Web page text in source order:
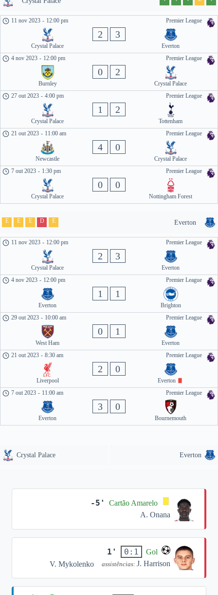
Premier League
11 nov 2023 - 12:00 pm
Crystal Palace
2 3
Everton
Premier League
4 nov 2023 - 12:00 pm
Burnley
0 2
Crystal Palace
Premier League
27 out 2023 - 4:00 pm
Crystal Palace
1 2
Tottenham
Premier League
21 out 2023 - 11:00 am
Newcastle
4 0
Crystal Palace
Premier League
7 out 2023 - 1:30 pm
Crystal Palace
0 0
Nottingham Forest
Everton
E E E D E
Premier League
11 nov 2023 - 12:00 pm
Crystal Palace
2 3
Everton
Premier League
4 nov 2023 - 12:00 pm
Everton
1 1
Brighton
Premier League
29 out 2023 - 10:00 am
West Ham
0 1
Everton
Premier League
21 out 2023 - 8:30 am
Liverpool
2 0
Everton
Premier League
7 out 2023 - 11:00 am
Everton
3 0
Bournemouth
Crystal Palace Everton
-5'
Cartão Amarelo
A. Onana
1' 0:1
Gol
V. Mykolenko
assistências: J. Harrison